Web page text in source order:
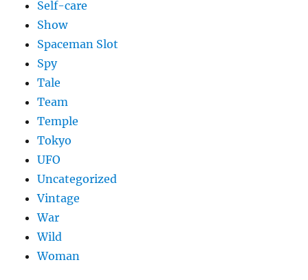
Self-care
Show
Spaceman Slot
Spy
Tale
Team
Temple
Tokyo
UFO
Uncategorized
Vintage
War
Wild
Woman